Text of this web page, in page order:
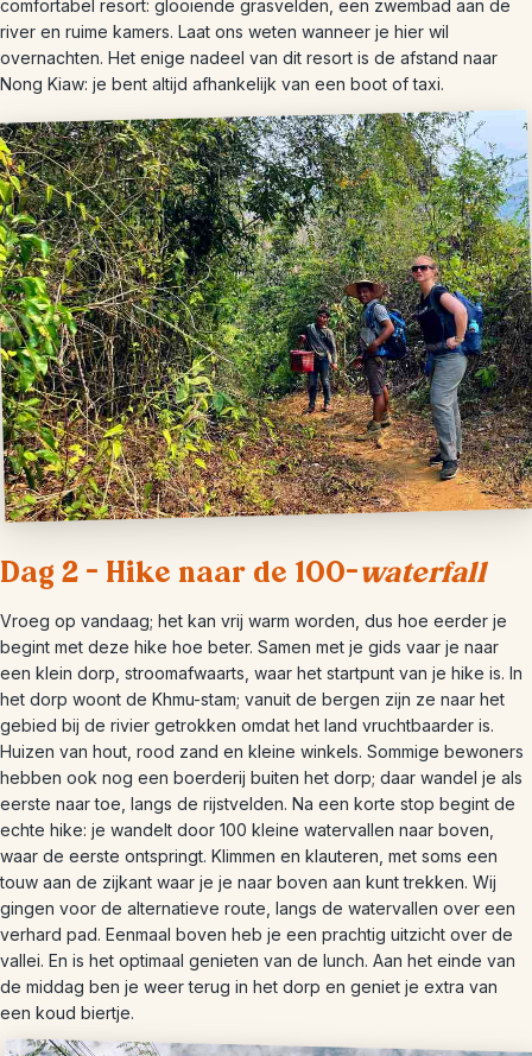
comfortabel resort: glooiende grasvelden, een zwembad aan de
river en ruime kamers. Laat ons weten wanneer je hier wil
overnachten. Het enige nadeel van dit resort is de afstand naar
Nong Kiaw: je bent altijd afhankelijk van een boot of taxi.
Dag 2 – Hike naar de 100-waterfall
Vroeg op vandaag; het kan vrij warm worden, dus hoe eerder je
begint met deze hike hoe beter. Samen met je gids vaar je naar
een klein dorp, stroomafwaarts, waar het startpunt van je hike is. In
het dorp woont de Khmu-stam; vanuit de bergen zijn ze naar het
gebied bij de rivier getrokken omdat het land vruchtbaarder is.
Huizen van hout, rood zand en kleine winkels. Sommige bewoners
hebben ook nog een boerderij buiten het dorp; daar wandel je als
eerste naar toe, langs de rijstvelden. Na een korte stop begint de
echte hike: je wandelt door 100 kleine watervallen naar boven,
waar de eerste ontspringt. Klimmen en klauteren, met soms een
touw aan de zijkant waar je je naar boven aan kunt trekken. Wij
gingen voor de alternatieve route, langs de watervallen over een
verhard pad. Eenmaal boven heb je een prachtig uitzicht over de
vallei. En is het optimaal genieten van de lunch. Aan het einde van
de middag ben je weer terug in het dorp en geniet je extra van
een koud biertje.